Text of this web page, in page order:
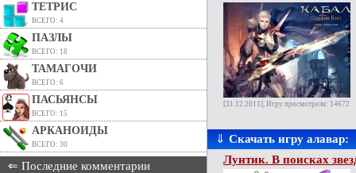
ТЕТРИС
ВСЕГО: 4
ПАЗЛЫ
ВСЕГО: 18
ТАМАГОЧИ
ВСЕГО: 6
ПАСЬЯНСЫ
ВСЕГО: 15
АРКАНОИДЫ
ВСЕГО: 30
⇐ Последние комментарии
[31.12.2011], Игру просмотрели: 14672
⇓ Скачать игру алавар:
Лунтик. В поисках